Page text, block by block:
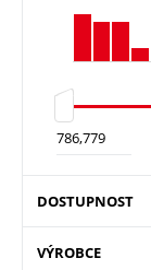
DOSTUPNOST
VÝROBCE